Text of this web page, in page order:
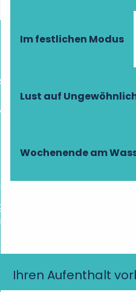
Im festlichen Modus
Lust auf
Wochenende am
Ihren Aufenthalt
uns!
an!
Tipps und
Mailbox.